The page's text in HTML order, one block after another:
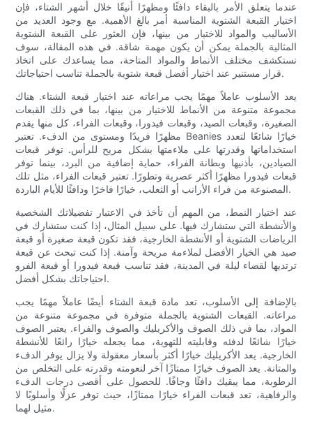
عندما يتعلق الأمر بالبقاء دافئًا ومظهرًا أنيقًا خلال أشهر الشتاء، فإن
اختيار القبعة الشتوية المناسبة أمر بالغ الأهمية. مع وجود العديد من
الأساليب والمواد للاختيار من بينها، فإن العثور على القبعة الشتوية
المثالية بالجملة يمكن أن يكون مهمة شاقة. في هذه المقالة، سوف
نستكشف مختلف الأنماط والمواد المتاحة، مما يساعدك على اتخاذ
قرار مستنير عند اختيار أفضل قبعة شتوية بالجملة تناسب احتياجاتك.
يعد الأسلوب عاملاً مهمًا يجب مراعاته عند اختيار قبعة الشتاء. هناك
مجموعة متنوعة من الأنماط للاختيار من بينها، بما في ذلك القبعات
الصغيرة، وقبعات الصيد، وقبعات فيدورا، وقبعات الفراء، كل منها يقدم
مظهرًا فريدًا ومستوى من الدفء. تعتبر Beanies خيارًا شائعًا لتعدد
استخداماتها وقدرتها على ملاءمتها بشكل مريح للرأس. توفر قبعات
الصيادين، بأذنيها وبطانة الفراء، حماية إضافية من البرد، بينما توفر
قبعات فيدورا مظهرًا أكثر عصرية وتطورًا. تعتبر قبعات الفراء، مثل تلك
المصنوعة من فراء الأرانب أو الثعلب، خيارًا فاخرًا ودافئًا للأيام الباردة.
عند اختيار النمط، من المهم أن تأخذ في الاعتبار تفضيلاتك الشخصية
والأنشطة التي ستشارك فيها. على سبيل المثال، إذا كنت ستشارك في
الرياضات الشتوية أو الأنشطة الخارجية، فقد تكون قبعة صغيرة أو قبعة
صيد هي الخيار الأفضل لملاءمة مريحة وآمنة. إذا كنت تبحث عن قبعة
ترتديها لقضاء ليلة في المدينة، فقد تناسب قبعة فيدورا أو قبعة الفرو
احتياجاتك بشكل أفضل.
بالإضافة إلى الأسلوب، تعد مادة قبعة الشتاء أيضًا عاملاً مهمًا يجب
مراعاته. القبعات الشتوية بالجملة متوفرة في مجموعة متنوعة من
المواد، بما في ذلك الصوف والأكريليك والصوف والفراء. يعتبر الصوف
خيارًا شائعًا لدفئه وقابليته للتهوية، مما يجعله خيارًا رائعًا للأنشطة
الخارجية. يعد الأكريليك خيارًا أكثر بأسعار معقولة ولا يزال يوفر الدفء
والمتانة. يعد الصوف خيارًا ممتازًا آخر لنعومته وقدرته على التخلص من
الرطوبة، مما يبقيك دافئًا وجافًا. للحصول على أقصى درجات الدفء
والرفاهية، تعد قبعات الفراء خيارًا ممتازًا، حيث توفر عزلًا وأسلوبًا لا
مثيل لهما.